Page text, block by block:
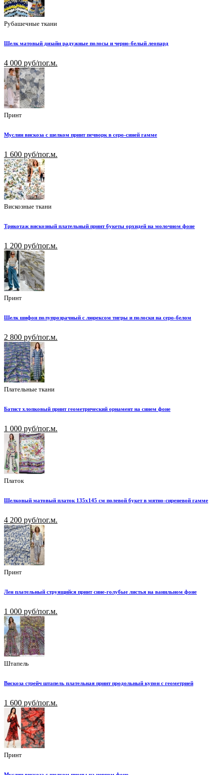
Рубашечные ткани
Шелк матовый дизайн радужные полосы и черно-белый леопард
4 000 руб/пог.м.
Принт
Муслин вискоза с шелком принт печворк в серо-синей гамме
1 600 руб/пог.м.
Вискозные ткани
Трикотаж вискозный плательный принт букеты орхидей на молочном фоне
1 200 руб/пог.м.
Принт
Шелк шифон полупрозрачный с люрексом тигры и полоски на серо-белом
2 800 руб/пог.м.
Плательные ткани
Батист хлопковый принт геометрический орнамент на синем фоне
1 000 руб/пог.м.
Платок
Шелковый матовый платок 135х145 см полевой букет в мятно-сиреневой гамме
4 200 руб/пог.м.
Принт
Лен плательный струящийся принт сине-голубые листья на ванильном фоне
1 000 руб/пог.м.
Штапель
Вискоза стрейч штапель плательная принт продольный купон с геометрией
1 600 руб/пог.м.
Принт